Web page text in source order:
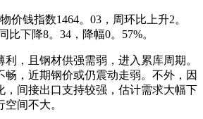
钱指数1464。03，周环比上升2。
比下降8。34，降幅0。57%。
且钢材供强需弱，进入累库周期。
畅，近期钢价或仍震动走弱。不外，因
，间接出口支持较强，估计需求大幅下
间不大。